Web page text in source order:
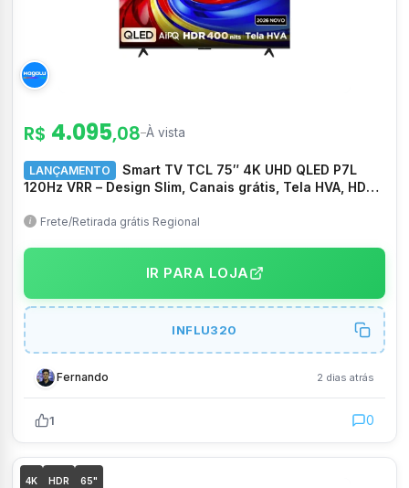
R$ 4.095,08–À vista
LANÇAMENTO
Smart TV TCL 75″ 4K UHD QLED P7L
120Hz VRR – Design Slim, Canais grátis, Tela HVA, HDR
75P7L
Frete/Retirada grátis Regional
IR PARA LOJA
INFLU320
Fernando 2 dias atrás
1 0
4K HDR 65"